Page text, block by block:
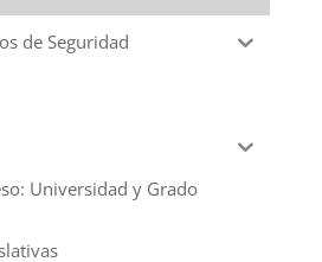
de Seguridad
Universidad y Grado